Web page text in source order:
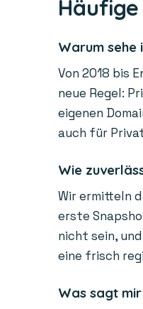
Warum sehe
Von 2018 bis
neue Regel:
eigenen
auch für
Wie
Wir ermitteln
erste
nicht sein,
eine frisch
Was sagt